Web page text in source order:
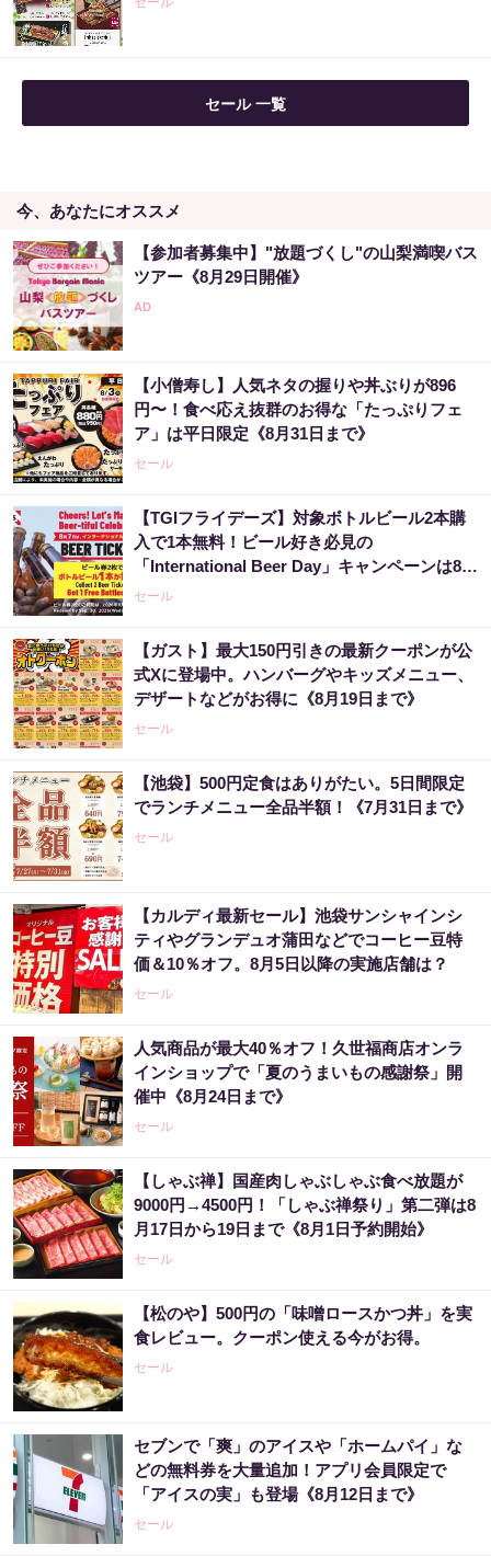
セール 一覧
今、あなたにオススメ
【参加者募集中】"放題づくし"の山梨満喫バス
ツアー《8月29日開催》
【小僧寿し】人気ネタの握りや丼ぶりが896
円〜！食べ応え抜群のお得な「たっぷりフェ
ア」は平日限定《8月31日まで》
セール
【TGIフライデーズ】対象ボトルビール2本購
入で1本無料！ビール好き必見の
「International Beer Day」キャンペーンは8月
9日まで。
セール
【ガスト】最大150円引きの最新クーポンが公
式Xに登場中。ハンバーグやキッズメニュー、
デザートなどがお得に《8月19日まで》
セール
【池袋】500円定食はありがたい。5日間限定
でランチメニュー全品半額！《7月31日まで》
セール
【カルディ最新セール】池袋サンシャインシ
ティやグランデュオ蒲田などでコーヒー豆特
価＆10％オフ。8月5日以降の実施店舗は？
セール
人気商品が最大40％オフ！久世福商店オンラ
インショップで「夏のうまいもの感謝祭」開
催中《8月24日まで》
セール
【しゃぶ禅】国産肉しゃぶしゃぶ食べ放題が
9000円→4500円！「しゃぶ禅祭り」第二弾は8
月17日から19日まで《8月1日予約開始》
セール
【松のや】500円の「味噌ロースかつ丼」を実
食レビュー。クーポン使える今がお得。
セール
セブンで「爽」のアイスや「ホームパイ」な
どの無料券を大量追加！アプリ会員限定で
「アイスの実」も登場《8月12日まで》
セール